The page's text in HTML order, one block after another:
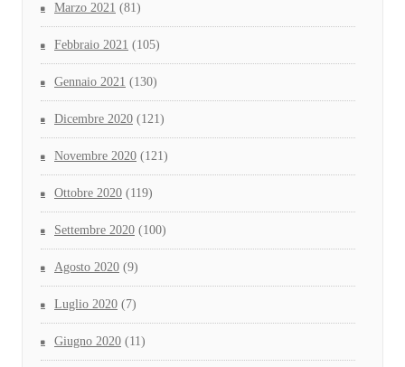
Marzo 2021 (81)
Febbraio 2021 (105)
Gennaio 2021 (130)
Dicembre 2020 (121)
Novembre 2020 (121)
Ottobre 2020 (119)
Settembre 2020 (100)
Agosto 2020 (9)
Luglio 2020 (7)
Giugno 2020 (11)